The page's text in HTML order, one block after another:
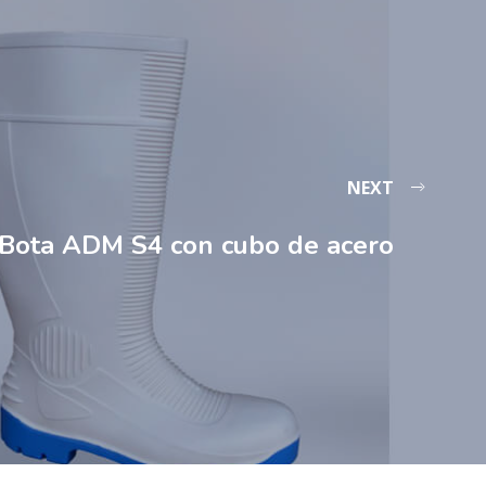
NEXT
ADM S4 con cubo de acero